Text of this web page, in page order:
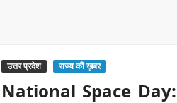
उत्तर प्रदेश राज्य की ख़बर
National Space Day: